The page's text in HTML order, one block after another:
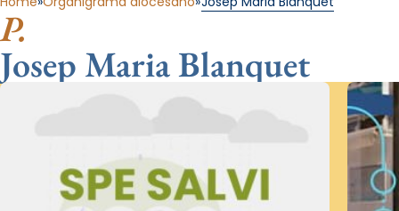
P.
Josep Maria Blanquet